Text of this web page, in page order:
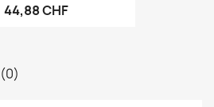
44,88 CHF